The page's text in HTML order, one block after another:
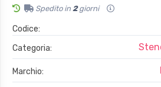
Spedito in 2giorni
Codice:
Categoria:
Marchio: